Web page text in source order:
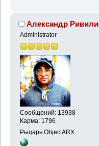
Александр
Administrator
Сообщений: 13938
Карма: 1796
Рыцарь ObjectARX